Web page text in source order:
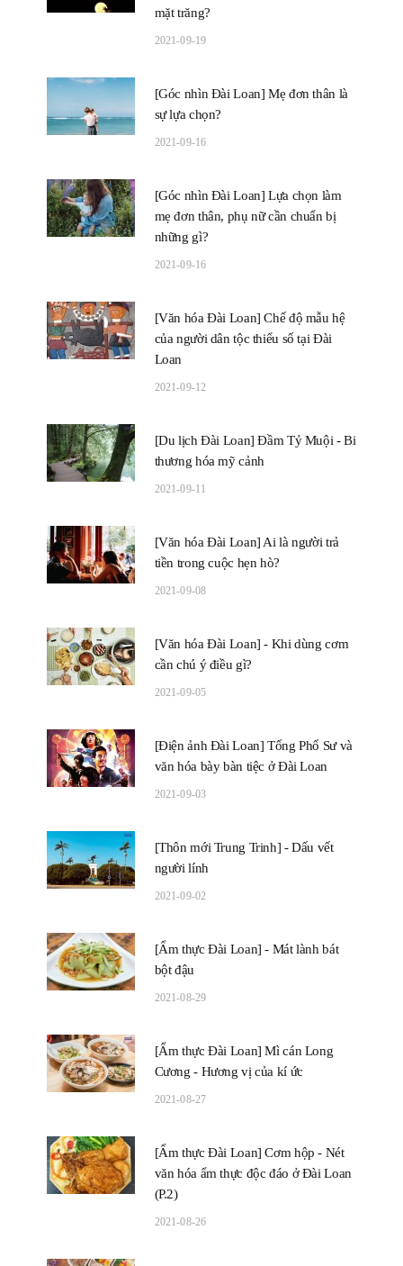
mặt trăng?
2021-09-19
[Góc nhìn Đài Loan] Mẹ đơn thân là
sự lựa chọn?
2021-09-16
[Góc nhìn Đài Loan] Lựa chọn làm
mẹ đơn thân, phụ nữ cần chuẩn bị
những gì?
2021-09-16
[Văn hóa Đài Loan] Chế độ mẫu hệ
của người dân tộc thiểu số tại Đài
Loan
2021-09-12
[Du lịch Đài Loan] Đầm Tỷ Muội - Bi
thương hóa mỹ cảnh
2021-09-11
[Văn hóa Đài Loan] Ai là người trả
tiền trong cuộc hẹn hò?
2021-09-08
[Văn hóa Đài Loan] - Khi dùng cơm
cần chú ý điều gì?
2021-09-05
[Điện ảnh Đài Loan] Tổng Phổ Sư và
văn hóa bày bàn tiệc ở Đài Loan
2021-09-03
[Thôn mới Trung Trinh] - Dấu vết
người lính
2021-09-02
[Ẩm thực Đài Loan] - Mát lành bát
bột đậu
2021-08-29
[Ẩm thực Đài Loan] Mì cán Long
Cương - Hương vị của kí ức
2021-08-27
[Ẩm thực Đài Loan] Cơm hộp - Nét
văn hóa ẩm thực độc đáo ở Đài Loan
(P.2)
2021-08-26